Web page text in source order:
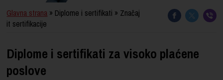
Glavna strana » Diplome i sertifikati » Značaj
it sertifikacije
Diplome i sertifikati za visoko plaćene
poslove